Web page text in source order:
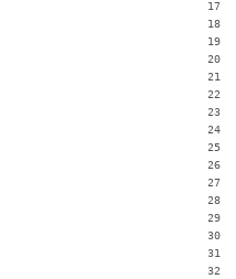
17
18
19
20
21
22
23
24
25
26
27
28
29
30
31
32